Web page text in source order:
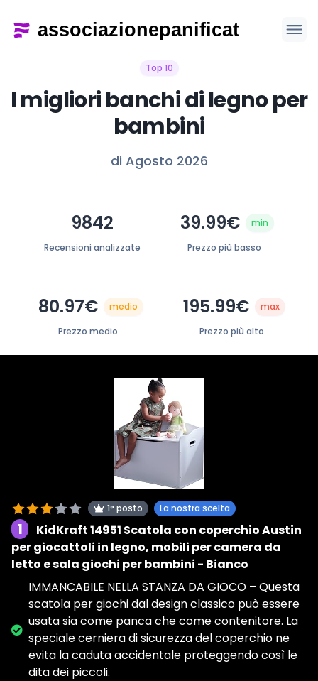
Top 10
I migliori banchi di legno per
bambini
di Agosto 2026
9842
Recensioni analizzate
39.99€ min
Prezzo più basso
80.97€ medio
Prezzo medio
195.99€ max
Prezzo più alto
1° posto La nostra scelta
1
KidKraft 14951 Scatola con coperchio Austin
per giocattoli in legno, mobili per camera da
letto e sala giochi per bambini - Bianco
IMMANCABILE NELLA STANZA DA GIOCO – Questa
scatola per giochi dal design classico può essere
usata sia come panca che come contenitore. La
speciale cerniera di sicurezza del coperchio ne
evita la caduta accidentale proteggendo così le
dita dei piccoli.